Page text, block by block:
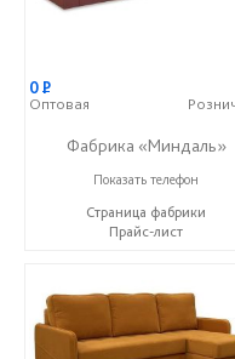
0Р
Оптовая
Фабрика «Миндаль»
+7 (927) 630-62-82
Показать телефон
Страница фабрики
Прайс-лист